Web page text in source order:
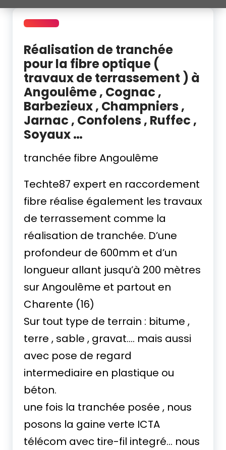
Réalisation de tranchée
pour la fibre optique (
travaux de terrassement ) à
Angoulême , Cognac ,
Barbezieux , Champniers ,
Jarnac , Confolens , Ruffec ,
Soyaux …
tranchée fibre Angoulême
Techte87 expert en raccordement
fibre réalise également les travaux
de terrassement comme la
réalisation de tranchée. D’une
profondeur de 600mm et d’un
longueur allant jusqu’à 200 mètres
sur Angoulême et partout en
Charente (16)
Sur tout type de terrain : bitume ,
terre , sable , gravat…. mais aussi
avec pose de regard
intermediaire en plastique ou
béton.
une fois la tranchée posée , nous
posons la gaine verte ICTA
télécom avec tire-fil integré… nous